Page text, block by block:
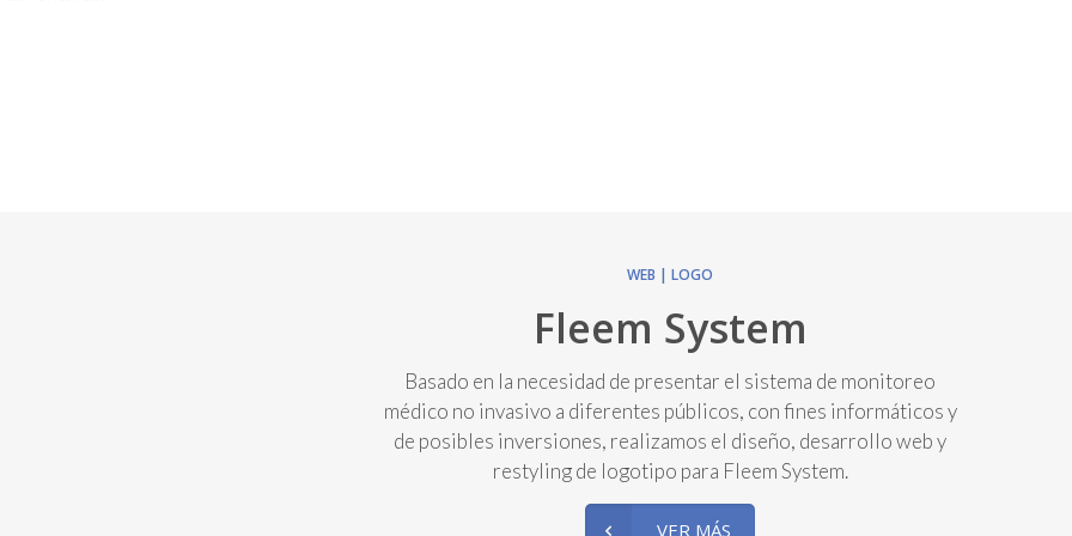
WEB | LOGO
Fleem System
Basado en la necesidad de presentar el sistema de monitoreo
médico no invasivo a diferentes públicos, con fines informáticos y
de posibles inversiones, realizamos el diseño, desarrollo web y
restyling de logotipo para Fleem System.
VER MÁS